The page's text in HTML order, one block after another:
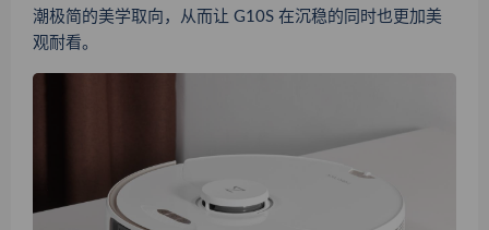
潮极简的美学取向，从而让 G10S 在沉稳的同时也更加美
观耐看。